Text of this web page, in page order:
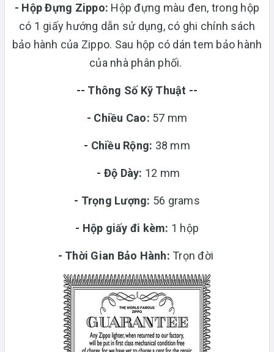
- Hộp Đựng Zippo: Hộp đựng màu đen, trong hộp
có 1 giấy hướng dẫn sử dụng, có ghi chính sách
bảo hành của Zippo. Sau hộp có dán tem bảo hành
của nhà phân phối.
-- Thông Số Kỹ Thuật --
- Chiều Cao: 57 mm
- Chiều Rộng: 38 mm
- Độ Dày: 12 mm
- Trọng Lượng: 56 grams
- Hộp giấy đi kèm: 1 hộp
- Thời Gian Bảo Hành: Trọn đời